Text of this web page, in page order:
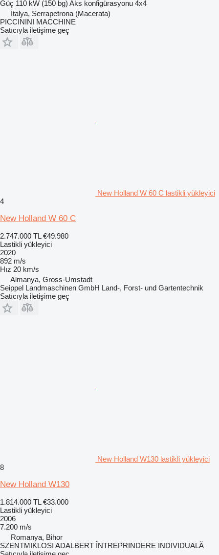
Güç 110 kW (150 bg) Aks konfigürasyonu 4x4
İtalya, Serrapetrona (Macerata)
PICCININI MACCHINE
Satıcıyla iletişime geç
New Holland W 60 C lastikli yükleyici
4
New Holland W 60 C
2.747.000 TL €49.980
Lastikli yükleyici
2020
892 m/s
Hız 20 km/s
Almanya, Gross-Umstadt
Seippel Landmaschinen GmbH Land-, Forst- und Gartentechnik
Satıcıyla iletişime geç
New Holland W130 lastikli yükleyici
8
New Holland W130
1.814.000 TL €33.000
Lastikli yükleyici
2006
7.200 m/s
Romanya, Bihor
SZENTMIKLOSI ADALBERT ÎNTREPRINDERE INDIVIDUALĂ